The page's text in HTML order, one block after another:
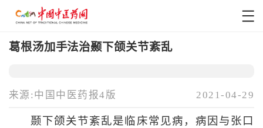
葛根汤加手法治颞下颌关节紊乱
来源:中国中医药报4版 2021-04-29
颞下颌关节紊乱是临床常见病，病因与张口